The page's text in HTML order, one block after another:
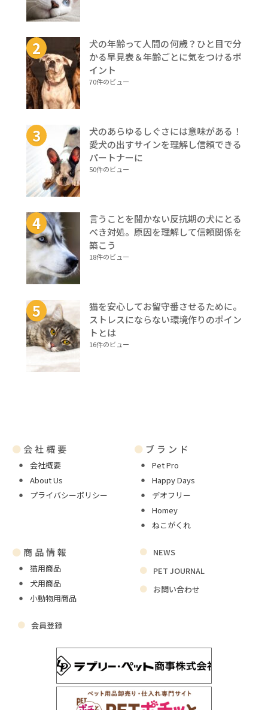
犬の年齢って人間の何歳？ひと目で分
かる早見表＆年齢ごとに気をつけるポ
イント
70件のビュー
犬のあらゆるしぐさには意味がある！
愛犬の出すサインを理解し信頼できる
パートナーに
50件のビュー
言うことを聞かない反抗期の犬にとる
べき対処。原因を理解して信頼関係を
築こう
18件のビュー
猫を安心してお留守番させるために。
ストレスにならない環境作りのポイン
トとは
16件のビュー
● 会社概要
会社概要
About Us
プライバシーポリシー
● ブランド
Pet Pro
Happy Days
デオフリー
Homey
ねこがくれ
● 商品情報
猫用商品
犬用商品
小動物用商品
NEWS
PET JOURNAL
お問い合わせ
会員登録